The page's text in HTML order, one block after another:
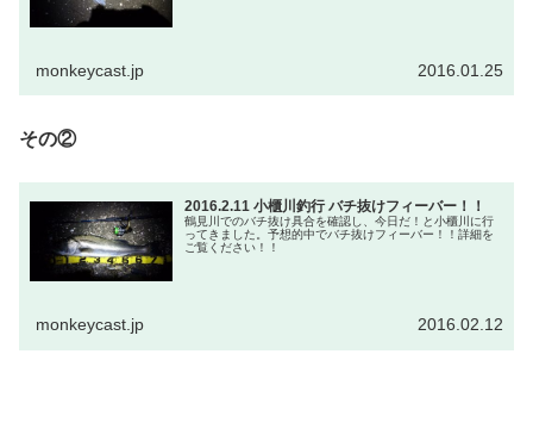
monkeycast.jp 2016.01.25
その②
2016.2.11 小櫃川釣行 バチ抜けフィーバー！！
鶴見川でのバチ抜け具合を確認し、今日だ！と小櫃川に行
ってきました。予想的中でバチ抜けフィーバー！！詳細を
ご覧ください！！
monkeycast.jp 2016.02.12